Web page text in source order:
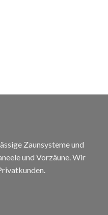
Zaunsysteme und
und Vorzäune. Wir